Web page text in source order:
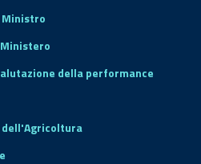
della performance
dell'Agricoltura